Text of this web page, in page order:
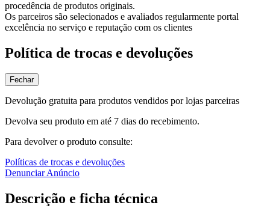
procedência de produtos originais.
Os parceiros são selecionados e avaliados regularmente portal
excelência no serviço e reputação com os clientes
Política de trocas e devoluções
Fechar
Devolução gratuita para produtos vendidos por lojas parceiras
Devolva seu produto em até 7 dias do recebimento.
Para devolver o produto consulte:
Políticas de trocas e devoluções
Denunciar Anúncio
Descrição e ficha técnica